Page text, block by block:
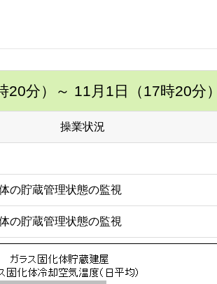
分） ～ 11月1日（17時20分
操業状況
の貯蔵管理状態の監視
の貯蔵管理状態の監視